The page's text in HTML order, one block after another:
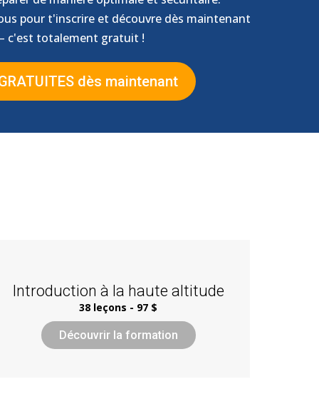
pour t'inscrire et découvre dès maintenant
c'est totalement gratuit !
dès maintenant
Introduction à la haute altitude
38 leçons - 97 $
Découvrir la formation